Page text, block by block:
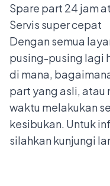
Spare part 24 jam
Servis super cepat
Dengan semua
pusing-pusing lagi
di mana,
part yang asli, atau
waktu melakukan
kesibukan. Untuk
silahkan kunjungi